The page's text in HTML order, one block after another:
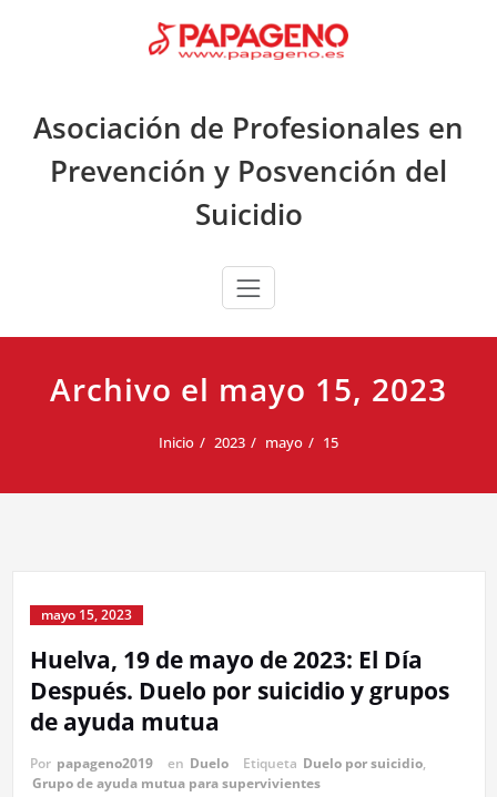
Asociación de Profesionales en
Prevención y Posvención del
Suicidio
Archivo el mayo 15, 2023
Inicio 2023 mayo 15
mayo 15, 2023
Huelva, 19 de mayo de 2023: El Día
Después. Duelo por suicidio y grupos
de ayuda mutua
Por papageno2019 en Duelo Etiqueta Duelo por suicidio,
Grupo de ayuda mutua para supervivientes